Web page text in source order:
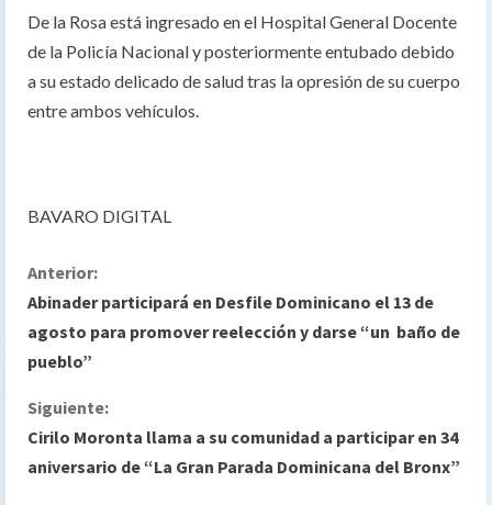
De la Rosa está ingresado en el Hospital General Docente
de la Policía Nacional y posteriormente entubado debido
a su estado delicado de salud tras la opresión de su cuerpo
entre ambos vehículos.
BAVARO DIGITAL
S
i
g
u
e
Anterior:
Abinader participará en Desfile Dominicano el 13 de
agosto para promover reelección y darse “un baño de
pueblo”
Siguiente:
Cirilo Moronta llama a su comunidad a participar en 34
aniversario de “La Gran Parada Dominicana del Bronx”